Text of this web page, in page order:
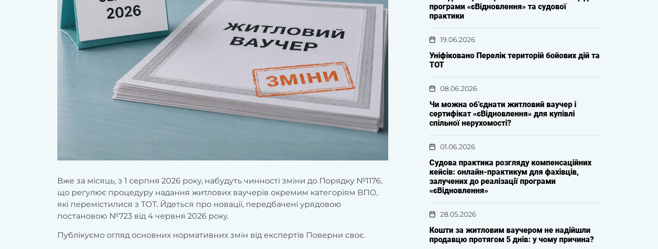
програми «єВідновлення» та судової
практики
19.06.2026
Уніфіковано Перелік територій бойових дій та
ТОТ
08.06.2026
Чи можна об’єднати житловий ваучер і
сертифікат «єВідновлення» для купівлі
спільної нерухомості?
01.06.2026
Судова практика розгляду компенсаційних
кейсів: онлайн-практикум для фахівців,
залучених до реалізації програми
«єВідновлення»
28.05.2026
Кошти за житловим ваучером не надійшли
продавцю протягом 5 днів: у чому причина?
Вже за місяць, з 1 серпня 2026 року, набудуть чинності зміни до Порядку №1176,
що регулює процедуру надання житлових ваучерів окремим категоріям ВПО,
які перемістилися з ТОТ. Йдеться про новації, передбачені урядовою
постановою №723 від 4 червня 2026 року.
Публікуємо огляд основних нормативних змін від експертів Поверни своє.